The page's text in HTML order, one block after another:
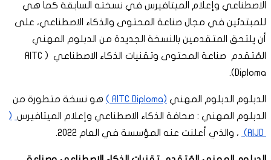
الاصطناعي وإعلام الميتافيرس في نسخته السابقة كما هي
للمبتدئين في مجال صناعة المحتوى والذكاء الاصطناعي، على
أن يلتحق المتقدمين بالنسخة الجديدة من الدبلوم المهني
المُتقدم صناعة المحتوى وتقنيات الذكاء الاصطناعي ( AITC
Diploma).
الدبلوم الدبلوم المهني (AITC Diploma )
هو نسخة متطورة من
الدبلوم المهني : صحافة الذكاء الاصطناعي وإعلام الميتافيرس (
، والذي أعلنت عنه المؤسسة في العام 2022.